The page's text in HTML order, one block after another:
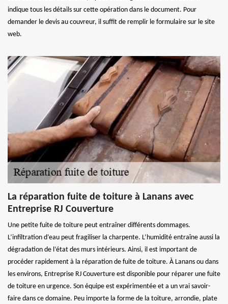
indique tous les détails sur cette opération dans le document. Pour
demander le devis au couvreur, il suffit de remplir le formulaire sur le site
web.
La réparation fuite de toiture à Lanans avec
Entreprise RJ Couverture
Une petite fuite de toiture peut entraîner différents dommages.
L’infiltration d’eau peut fragiliser la charpente. L’humidité entraîne aussi la
dégradation de l’état des murs intérieurs. Ainsi, il est important de
procéder rapidement à la réparation de fuite de toiture. À Lanans ou dans
les environs, Entreprise RJ Couverture est disponible pour réparer une fuite
de toiture en urgence. Son équipe est expérimentée et a un vrai savoir-
faire dans ce domaine. Peu importe la forme de la toiture, arrondie, plate